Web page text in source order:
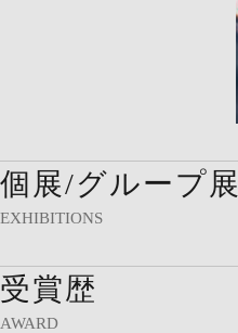
個展/グループ展
EXHIBITIONS
受賞歴
AWARD